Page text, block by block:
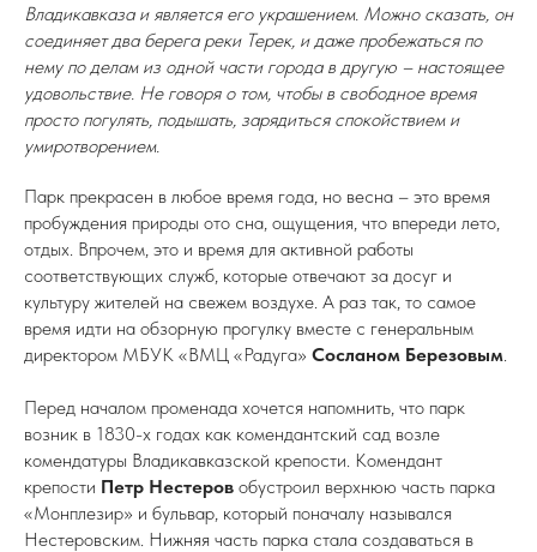
Владикавказа и является его украшением. Можно сказать, он
соединяет два берега реки Терек, и даже пробежаться по
нему по делам из одной части города в другую – настоящее
удовольствие. Не говоря о том, чтобы в свободное время
просто погулять, подышать, зарядиться спокойствием и
умиротворением.
Парк прекрасен в любое время года, но весна – это время
пробуждения природы ото сна, ощущения, что впереди лето,
отдых. Впрочем, это и время для активной работы
соответствующих служб, которые отвечают за досуг и
культуру жителей на свежем воздухе. А раз так, то самое
время идти на обзорную прогулку вместе с генеральным
директором МБУК «ВМЦ «Радуга» Сосланом Березовым.
Перед началом променада хочется напомнить, что парк
возник в 1830-х годах как комендантский сад возле
комендатуры Владикавказской крепости. Комендант
крепости Петр Нестеров обустроил верхнюю часть парка
«Монплезир» и бульвар, который поначалу назывался
Нестеровским. Нижняя часть парка стала создаваться в